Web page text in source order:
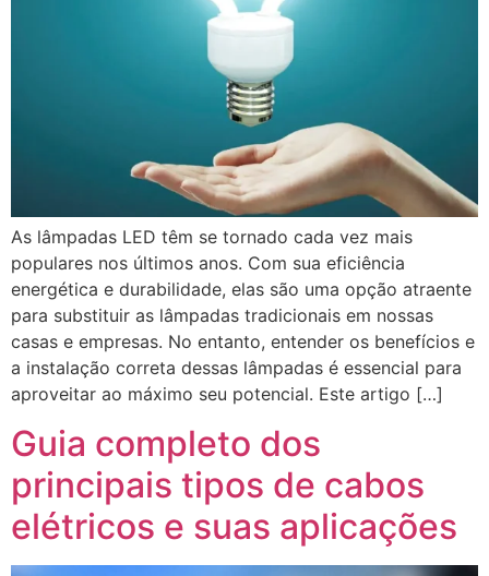
As lâmpadas LED têm se tornado cada vez mais
populares nos últimos anos. Com sua eficiência
energética e durabilidade, elas são uma opção atraente
para substituir as lâmpadas tradicionais em nossas
casas e empresas. No entanto, entender os benefícios e
a instalação correta dessas lâmpadas é essencial para
aproveitar ao máximo seu potencial. Este artigo […]
Guia completo dos
principais tipos de cabos
elétricos e suas aplicações